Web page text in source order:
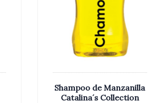
Shampoo de Manzanilla
Catalina´s Collection